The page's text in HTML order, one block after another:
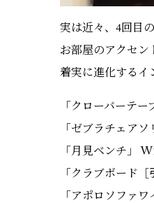
実は近々、4回目
お部屋のアクセン
着実に進化するイ
「クローバーテ
「ゼブラチェアソ
「月見ベンチ」
「クラブボード
「アポロソファワ